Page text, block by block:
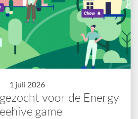
1 juli 2026
voor de Energy
game